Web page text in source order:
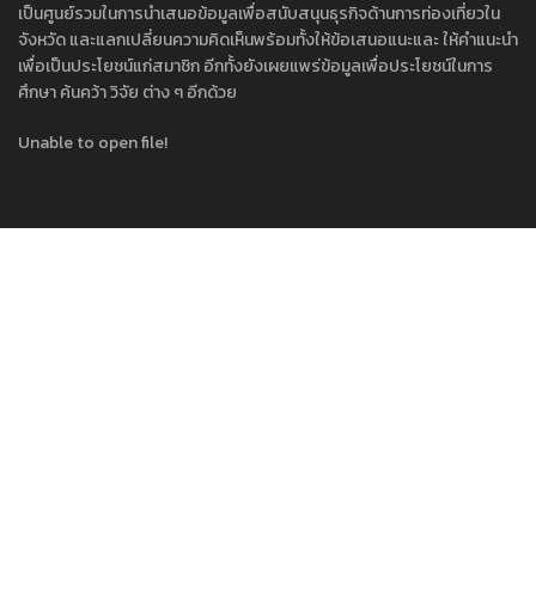
เป็นศูนย์รวมในการนำเสนอข้อมูลเพื่อสนับสนุนธุรกิจด้านการท่องเที่ยวใน
จังหวัด และแลกเปลี่ยนความคิดเห็นพร้อมทั้งให้ข้อเสนอแนะและ ให้คำแนะนำ
เพื่อเป็นประโยชน์แก่สมาชิก อีกทั้งยังเผยแพร่ข้อมูลเพื่อประโยชน์ในการ
ศึกษา ค้นคว้า วิจัย ต่าง ๆ อีกด้วย
Unable to open file!